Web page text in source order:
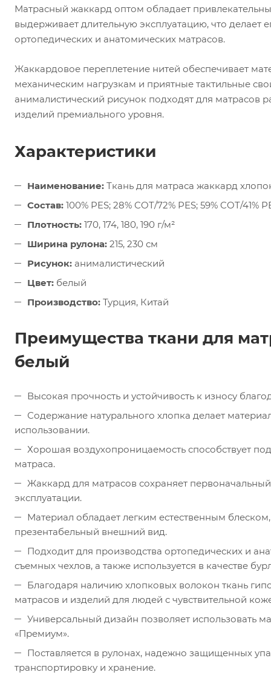
Матрасный жаккард оптом обладает
выдерживает длительную эксплуатацию, что делает
ортопедических и анатомических матрасов.
Жаккардовое переплетение нитей обеспечивает
механическим нагрузкам и приятные тактильные
анималистический рисунок подходят для
изделий премиального уровня.
Характеристики
Наименование: Ткань для матраса жаккард
Состав: 100% PES; 28% COT/72% PES; 59% COT/41%
Плотность: 170, 174, 180, 190 г/м²
Ширина рулона: 215, 230 см
Рисунок: анималистический
Цвет: белый
Производство: Турция, Китай
Преимущества ткани для
белый
Высокая прочность и устойчивость к износу
Содержание натурального хлопка делает
использовании.
Хорошая воздухопроницаемость способствует
матраса.
Жаккард для матрасов сохраняет
эксплуатации.
Материал обладает легким естественным
презентабельный внешний вид.
Подходит для производства ортопедических и
съемных чехлов, а также используется в качестве
Благодаря наличию хлопковых волокон ткань
матрасов и изделий для людей с чувствительной
Универсальный дизайн позволяет использовать
«Премиум».
Поставляется в рулонах, надежно защищенных
транспортировку и хранение.